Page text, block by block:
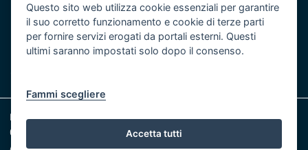
Questo sito web utilizza cookie essenziali per garantire
il suo corretto funzionamento e cookie di terze parti
per fornire servizi erogati da portali esterni. Questi
ultimi saranno impostati solo dopo il consenso.
Fammi scegliere
Accetta tutti
Redazione
Responsabili pubblicazione
Note legali
Cookie e Privacy